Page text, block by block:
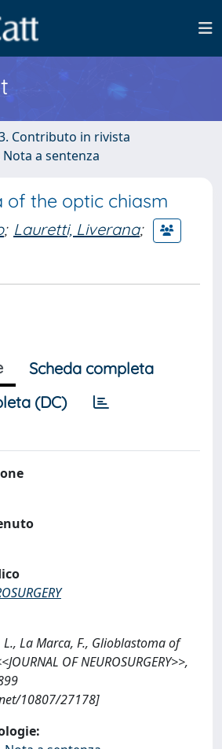
Contributo in rivista
a sentenza
of the optic chiasm
; Lauretti, Liverana;
Scheda completa
(DC)
La Marca, F., Glioblastoma of
OF NEUROSURGERY>>,
10807/27178]